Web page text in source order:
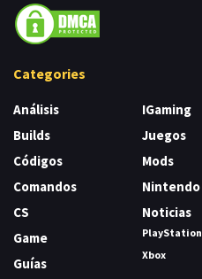
Categories
Análisis
Builds
Códigos
Comandos
CS
Game
Guías
IGaming
Juegos
Mods
Nintendo
Noticias
PlayStation
Xbox